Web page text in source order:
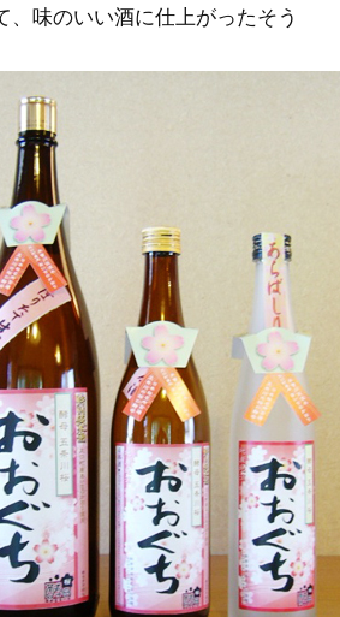
、味のいい酒に仕上がったそう